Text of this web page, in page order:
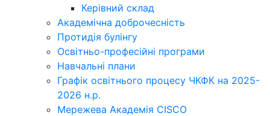
Керівний склад
Академічна доброчесність
Протидія булінгу
Освітньо-професійні програми
Навчальні плани
Графік освітнього процесу ЧКФК на 2025-
2026 н.р.
Мережева Академія CISCO